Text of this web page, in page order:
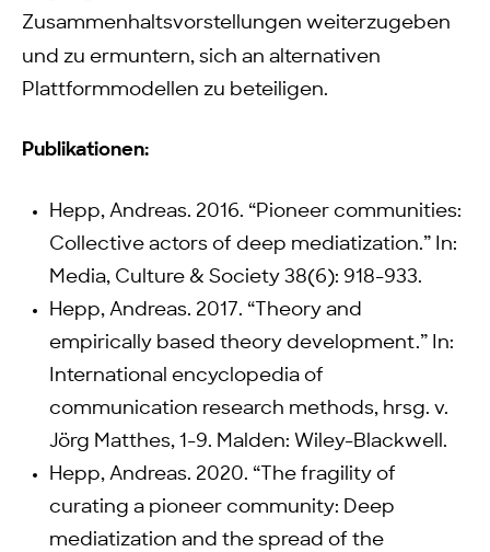
Zusammenhaltsvorstellungen weiterzugeben
und zu ermuntern, sich an alternativen
Plattformmodellen zu beteiligen.
Publikationen:
Hepp, Andreas. 2016. “Pioneer communities:
Collective actors of deep mediatization.” In:
Media, Culture & Society 38(6): 918-933.
Hepp, Andreas. 2017. “Theory and
empirically based theory development.” In:
International encyclopedia of
communication research methods, hrsg. v.
Jörg Matthes, 1-9. Malden: Wiley-Blackwell.
Hepp, Andreas. 2020. “The fragility of
curating a pioneer community: Deep
mediatization and the spread of the